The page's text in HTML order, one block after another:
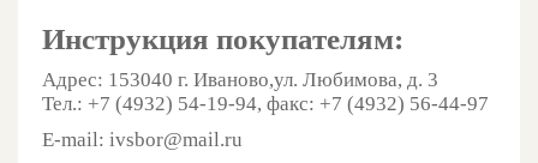
Инструкция покупателям:
Адрес: 153040 г. Иваново,ул. Любимова, д. 3
Тел.: +7 (4932) 54-19-94, факс: +7 (4932) 56-44-97
E-mail: ivsbor@mail.ru